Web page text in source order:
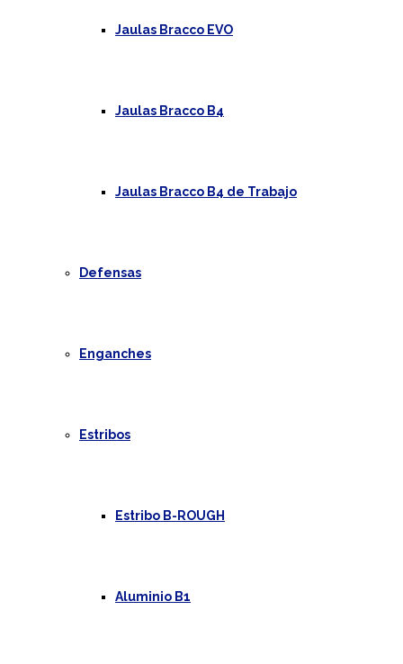
Jaulas Bracco EVO
Jaulas Bracco B4
Jaulas Bracco B4 de Trabajo
Defensas
Enganches
Estribos
Estribo B-ROUGH
Aluminio B1